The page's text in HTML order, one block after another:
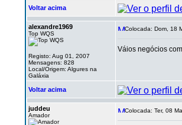
Voltar acima
alexandre1969
Top WQS
Registo: Aug 01, 2007
Mensagens: 828
Local/Origem: Algures na
Galáxia
Colocada: Dom, 18
Váios negócios
Voltar acima
juddeu
Amador
Colocada: Ter, 08